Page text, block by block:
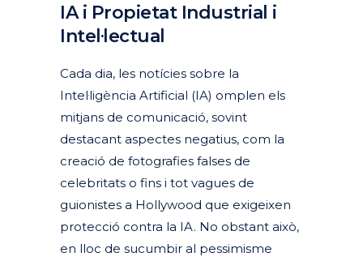
IA i Propietat Industrial i
Intel·lectual
Cada dia, les notícies sobre la
Intel·ligència Artificial (IA) omplen els
mitjans de comunicació, sovint
destacant aspectes negatius, com la
creació de fotografies falses de
celebritats o fins i tot vagues de
guionistes a Hollywood que exigeixen
protecció contra la IA. No obstant això,
en lloc de sucumbir al pessimisme